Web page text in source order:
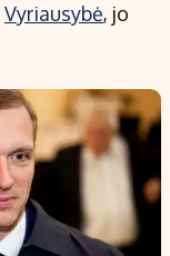
Vyriausybė, jo